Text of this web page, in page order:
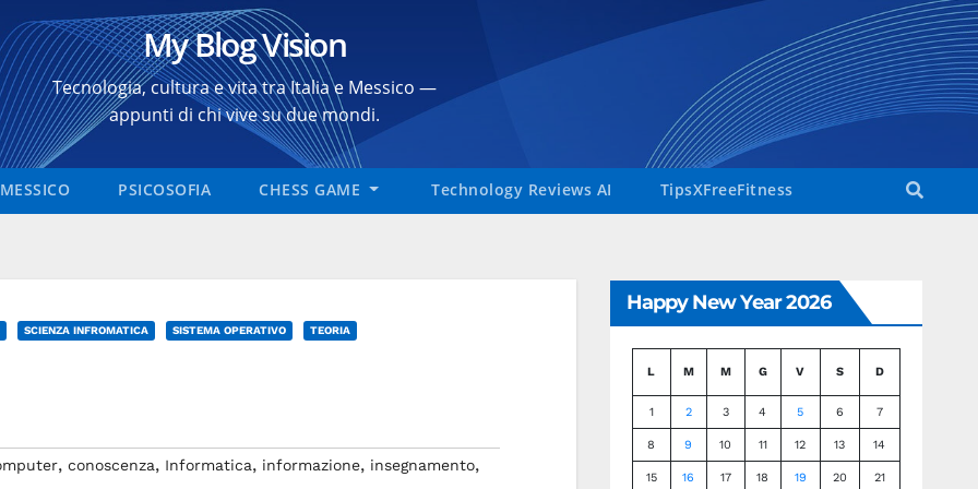
My Blog Vision
Tecnologia, cultura e vita tra Italia e Messico —
appunti di chi vive su due mondi.
MESSICO PSICOSOFIA CHESS GAME Technology Reviews AI TipsXFreeFitness
SCIENZA INFROMATICA SISTEMA OPERATIVO TEORIA
, conoscenza, Informatica, informazione, insegnamento,
Happy New Year 2026
L M M G V S D
1 2 3 4 5 6 7
8 9 10 11 12 13 14
15 16 17 18 19 20 21